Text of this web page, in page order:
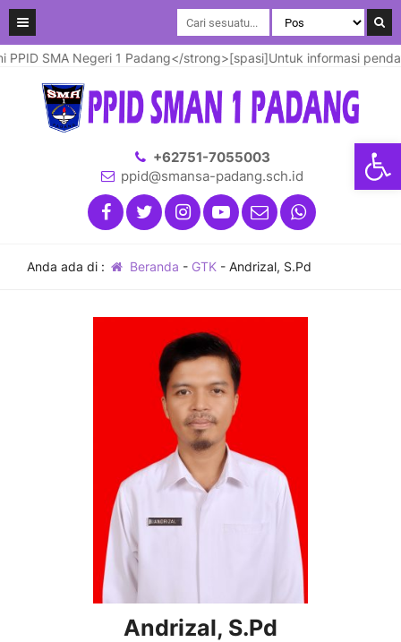
SMA Negeri 1 Padang</strong>[spasi]Untuk informasi
+62751-7055003
ppid@smansa-padang.sch.id
Anda ada di : Beranda - GTK- Andrizal, S.Pd
Andrizal, S.Pd